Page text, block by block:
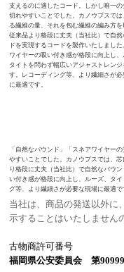
支えるのに適したコード。しかし唯一の
切れやすいことでした。カノウプスでは
る繊維の量、それを包む繊維の編み方を
従来品より格段に丈夫（当社比）で自然
ドを実現するコードを製作いたしまし
ワイヤーの吸い付き感が格段に向上し、
タイトを問わず幅広いアジャストレンジ
す。レコーディング等、より繊細さが必
に最適です。
「自然なバウンド」「スネアワイヤー
やすいことでした。カノウプスでは、
り格段に丈夫（当社比）で自然なバウ
い付き感が格段に向上し、ルーズ、タ
グ等、より繊細さが必要な現場に最適で
当社は、商品の発送以外に
示することはいたしません
古物商許可番号
福岡県公安委員会 第